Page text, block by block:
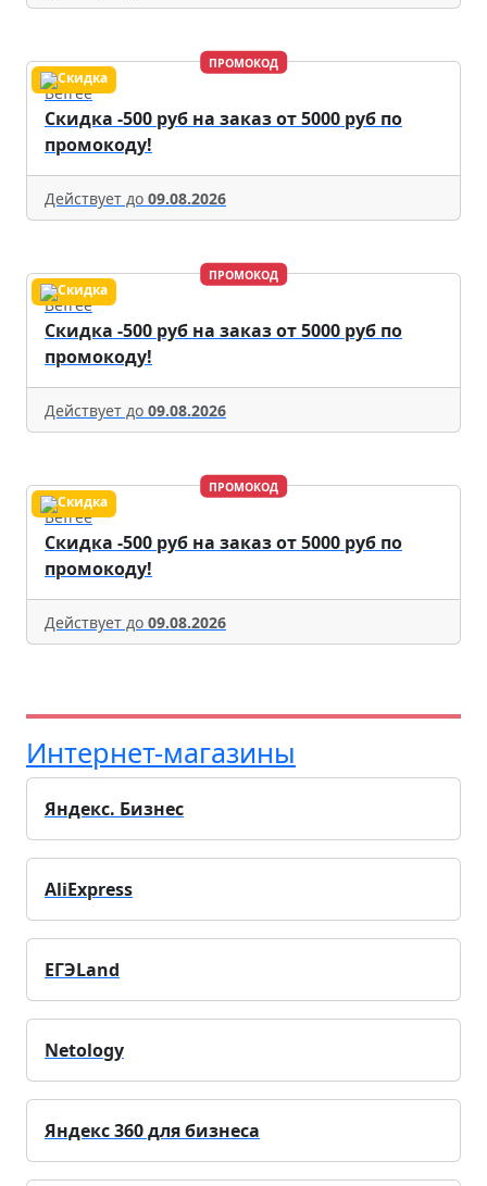
ПРОМОКОД
Befree
Скидка -500 руб на заказ от 5000 руб по
промокоду!
Действует до 09.08.2026
ПРОМОКОД
Befree
Скидка -500 руб на заказ от 5000 руб по
промокоду!
Действует до 09.08.2026
ПРОМОКОД
Befree
Скидка -500 руб на заказ от 5000 руб по
промокоду!
Действует до 09.08.2026
Интернет-магазины
Яндекс. Бизнес
AliExpress
ЕГЭLand
Netology
Яндекс 360 для бизнеса